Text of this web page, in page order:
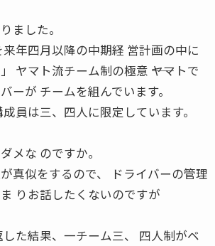
ました。
年四月以降の中期経 営計画の中に
ヤマト流チーム制の極意 ――ヤマトで
ーが チームを組んでいます。
員は三、四人に限定しています。
メな のですか。
真似をするので、 ドライバーの管理
りお話したくないのですが
た結果、一チーム三、 四人制がベ